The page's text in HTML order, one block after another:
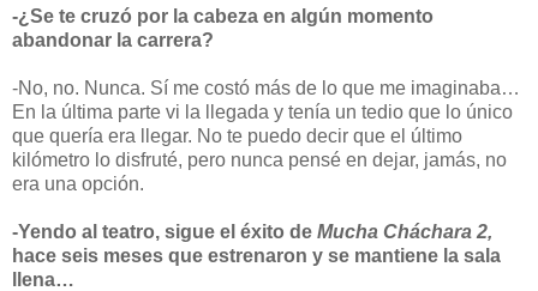
-¿Se te cruzó por la cabeza en algún momento
abandonar la carrera?
-No, no. Nunca. Sí me costó más de lo que me imaginaba…
En la última parte vi la llegada y tenía un tedio que lo único
que quería era llegar. No te puedo decir que el último
kilómetro lo disfruté, pero nunca pensé en dejar, jamás, no
era una opción.
-Yendo al teatro, sigue el éxito de Mucha Cháchara 2,
hace seis meses que estrenaron y se mantiene la sala
llena…